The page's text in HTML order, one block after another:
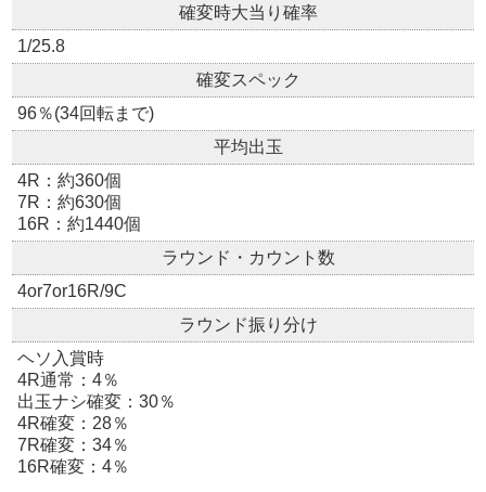
確変時大当り確率
1/25.8
確変スペック
96％(34回転まで)
平均出玉
4R：約360個
7R：約630個
16R：約1440個
ラウンド・カウント数
4or7or16R/9C
ラウンド振り分け
ヘソ入賞時
4R通常：4％
出玉ナシ確変：30％
4R確変：28％
7R確変：34％
16R確変：4％